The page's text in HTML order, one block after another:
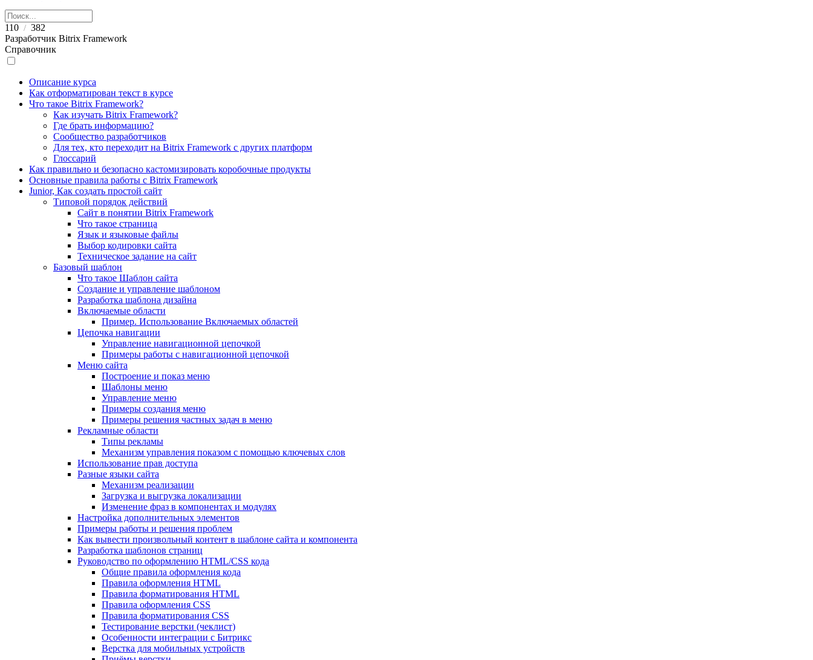
110 / 382
Разработчик Bitrix Framework
Справочник
Описание курса
Как отформатирован текст в курсе
Что такое Bitrix Framework?
Как изучать Bitrix Framework?
Где брать информацию?
Сообщество разработчиков
Для тех, кто переходит на Bitrix Framework с других платформ
Глоссарий
Как правильно и безопасно кастомизировать коробочные продукты
Основные правила работы с Bitrix Framework
Junior, Как создать простой сайт
Типовой порядок действий
Сайт в понятии Bitrix Framework
Что такое страница
Язык и языковые файлы
Выбор кодировки сайта
Техническое задание на сайт
Базовый шаблон
Что такое Шаблон сайта
Создание и управление шаблоном
Разработка шаблона дизайна
Включаемые области
Пример. Использование Включаемых областей
Цепочка навигации
Управление навигационной цепочкой
Примеры работы с навигационной цепочкой
Меню сайта
Построение и показ меню
Шаблоны меню
Управление меню
Примеры создания меню
Примеры решения частных задач в меню
Рекламные области
Типы рекламы
Механизм управления показом с помощью ключевых слов
Использование прав доступа
Разные языки сайта
Механизм реализации
Загрузка и выгрузка локализации
Изменение фраз в компонентах и модулях
Настройка дополнительных элементов
Примеры работы и решения проблем
Как вывести произвольный контент в шаблоне сайта и компонента
Разработка шаблонов страниц
Руководство по оформлению HTML/CSS кода
Общие правила оформления кода
Правила оформления HTML
Правила форматирования HTML
Правила оформления CSS
Правила форматирования CSS
Тестирование верстки (чеклист)
Особенности интеграции с Битрикс
Верстка для мобильных устройств